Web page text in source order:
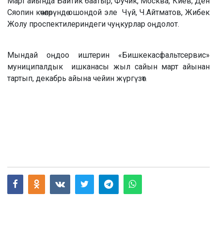
Сяопин көчөлөрүндө ошондой эле Чүй, Ч.Айтматов, Жибек
Жолу проспектилериндеги чуңкурлар оңдолот.
Мындай оңдоо иштерин «Бишкекасфальтсервис»
муниципалдык ишканасы жыл сайын март айынан
тартып, декабрь айына чейин жүргүзөт.